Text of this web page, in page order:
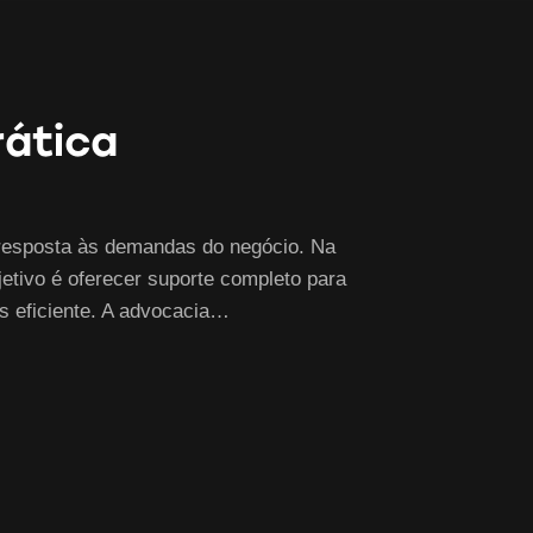
às demandas do negócio. Na
é oferecer suporte completo para
eficiente. A advocacia…